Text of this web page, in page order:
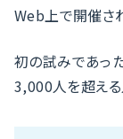
Web上で開催さ
初の試みであっ
3,000人を超える